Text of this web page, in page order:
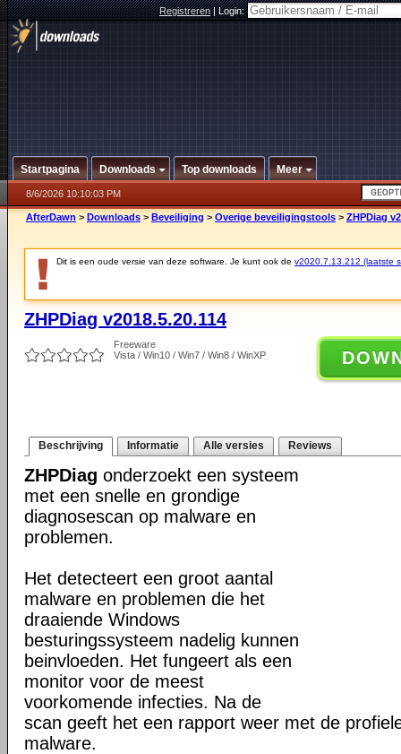
Registreren|Login:
Startpagina Downloads Top downloads Meer
8/6/2026 10:10:03 PM
AfterDawn > Downloads > Beveiliging > Overige beveiligingstools > ZHPDiag
Dit is een oude versie van deze software. Je kunt ook de v2020.7.13.212 (laatste
ZHPDiag v2018.5.20.114
Freeware
Vista / Win10 / Win7 / Win8 / WinXP
Beschrijving Informatie Alle versies Reviews
ZHPDiag onderzoekt een systeem
met een snelle en grondige
diagnosescan op malware en
problemen.
Het detecteert een groot aantal
malware en problemen die het
draaiende Windows
besturingssysteem nadelig kunnen
beinvloeden. Het fungeert als een
monitor voor de meest
voorkomende infecties. Na de
scan geeft het een rapport weer met de
malware.